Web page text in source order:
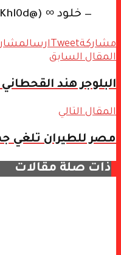
— خلود ∞ (@iKhl0d)
مشاركةTweetارسال
المقال السابق
البلوجر هند
المقال التالي
مصر للطيران تلغي
ذات صلة مقالات